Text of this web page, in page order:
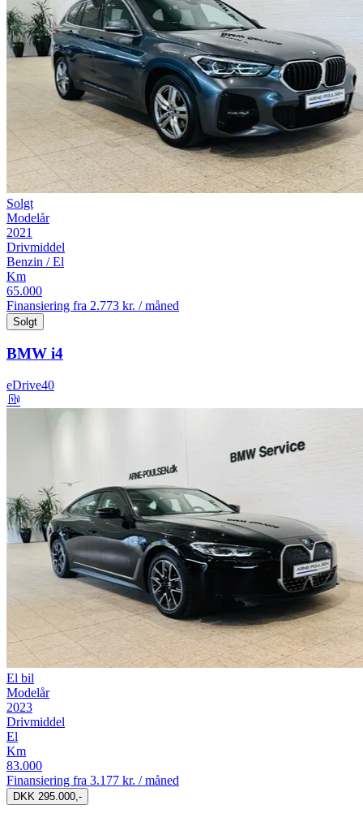
Solgt
Modelår
2021
Drivmiddel
Benzin / El
Km
65.000
Finansiering fra 2.773 kr. / måned
Solgt
BMW i4
eDrive40
El bil
Modelår
2023
Drivmiddel
El
Km
83.000
Finansiering fra 3.177 kr. / måned
DKK 295.000,-